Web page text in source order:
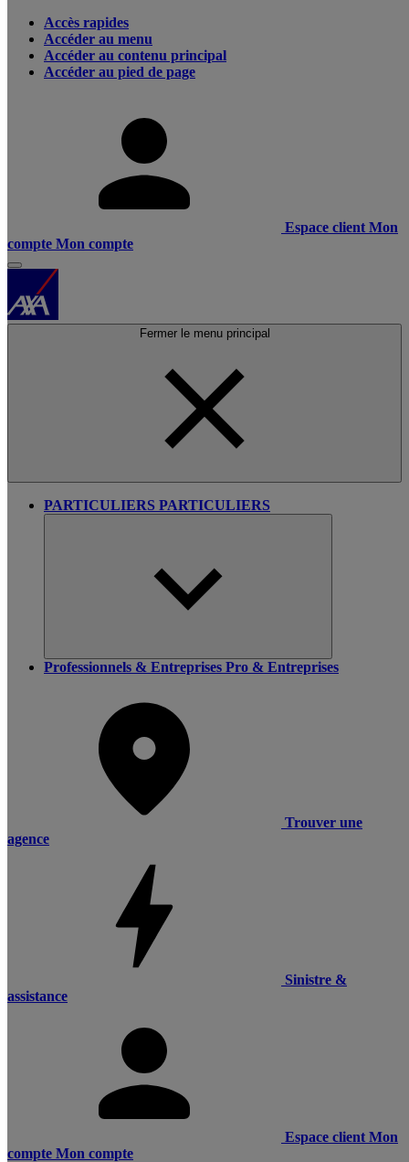
Accès rapides
Accéder au menu
Accéder au contenu principal
Accéder au pied de page
Espace client Mon
compte Mon compte
Fermer le menu principal
PARTICULIERS PARTICULIERS
Professionnels & Entreprises Pro & Entreprises
Trouver une
agence
Sinistre &
assistance
Espace client Mon
compte Mon compte